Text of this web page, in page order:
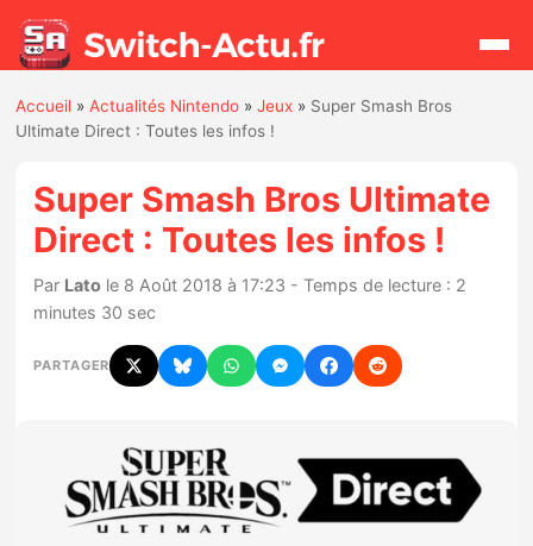
Actualités
Jeux
Hardware
Chiffres de ventes
Rumeurs
Accueil »Actualités Nintendo »Jeux » Super Smash Bros
Ultimate Direct : Toutes les infos !
Super Smash Bros Ultimate
Direct : Toutes les infos !
Par Lato le 8 Août 2018 à 17:23 - Temps de lecture : 2
minutes 30 sec
PARTAGER